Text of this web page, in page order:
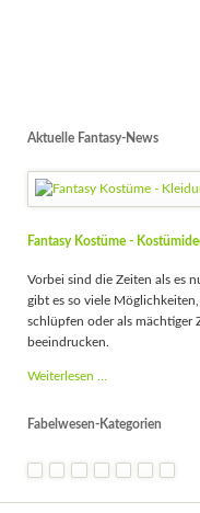
Aktuelle Fantasy-News
Fantasy Kostüme -
Vorbei sind die Zeiten als es
gibt es so viele
schlüpfen oder als mächtiger
beeindrucken.
Weiterlesen …
-
Gelegenheiten
Fabelwesen-Kategorien